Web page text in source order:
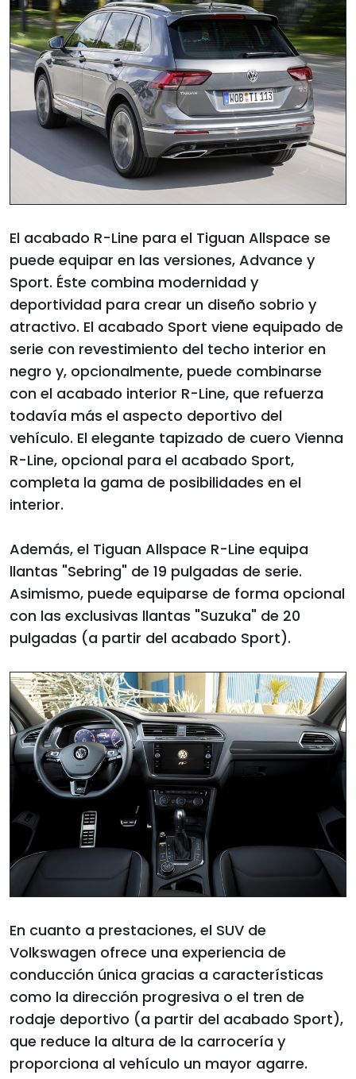
El acabado R-Line para el Tiguan Allspace se
puede equipar en las versiones, Advance y
Sport. Éste combina modernidad y
deportividad para crear un diseño sobrio y
atractivo. El acabado Sport viene equipado de
serie con revestimiento del techo interior en
negro y, opcionalmente, puede combinarse
con el acabado interior R-Line, que refuerza
todavía más el aspecto deportivo del
vehículo. El elegante tapizado de cuero Vienna
R-Line, opcional para el acabado Sport,
completa la gama de posibilidades en el
interior.
Además, el Tiguan Allspace R-Line equipa
llantas "Sebring" de 19 pulgadas de serie.
Asimismo, puede equiparse de forma opcional
con las exclusivas llantas "Suzuka" de 20
pulgadas (a partir del acabado Sport).
En cuanto a prestaciones, el SUV de
Volkswagen ofrece una experiencia de
conducción única gracias a características
como la dirección progresiva o el tren de
rodaje deportivo (a partir del acabado Sport),
que reduce la altura de la carrocería y
proporciona al vehículo un mayor agarre.